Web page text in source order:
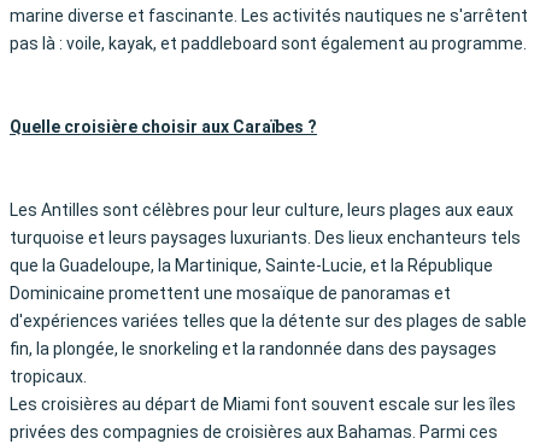
marine diverse et fascinante. Les activités nautiques ne s'arrêtent
pas là : voile, kayak, et paddleboard sont également au programme.
Quelle croisière choisir aux Caraïbes ?
Les Antilles sont célèbres pour leur culture, leurs plages aux eaux
turquoise et leurs paysages luxuriants. Des lieux enchanteurs tels
que la Guadeloupe, la Martinique, Sainte-Lucie, et la République
Dominicaine promettent une mosaïque de panoramas et
d'expériences variées telles que la détente sur des plages de sable
fin, la plongée, le snorkeling et la randonnée dans des paysages
tropicaux.
Les croisières au départ de Miami font souvent escale sur les îles
privées des compagnies de croisières aux Bahamas. Parmi ces